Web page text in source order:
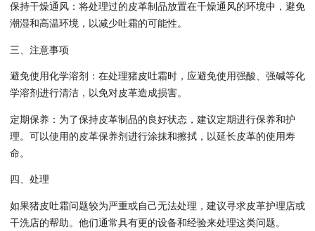
保持干燥通风：将处理过的皮革制品放置在干燥通风的环境中，避免
潮湿和高温环境，以减少吐霜的可能性。
三、注意事项
避免使用化学溶剂：在处理猪皮吐霜时，应避免使用强酸、强碱等化
学溶剂进行清洁，以免对皮革造成损害。
定期保养：为了保持皮革制品的良好状态，建议定期进行保养和护
理。可以使用的皮革保养剂进行涂抹和擦拭，以延长皮革的使用寿
命。
四、处理
如果猪皮吐霜问题较为严重或自己无法处理，建议寻求皮革护理店或
干洗店的帮助。他们通常具有更的设备和经验来处理这类问题。